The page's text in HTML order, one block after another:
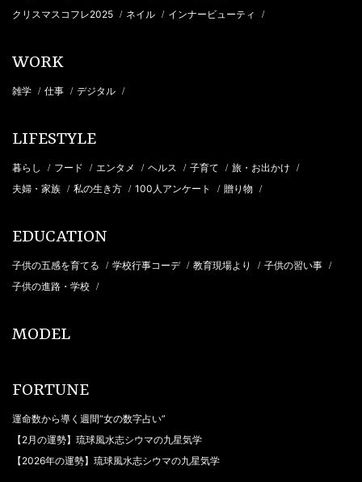
クリスマスコフレ2025 / ネイル / インナービューティ /
WORK
雑学 / 仕事 / デジタル /
LIFESTYLE
暮らし / フード / エンタメ / ヘルス / 子育て / 旅・お出かけ /
夫婦・家族 / 私の生き方 / 100人アンケート / 贈り物 /
EDUCATION
子供の五感を育てる / 学校行事コーデ / 教育現場より / 子供の習い事 /
子供の進路・学校 /
MODEL
FORTUNE
運命数から導く週間“女の数字占い”
【2月の運勢】琉球風水志シウマの九星気学
【2026年の運勢】琉球風水志シウマの九星気学